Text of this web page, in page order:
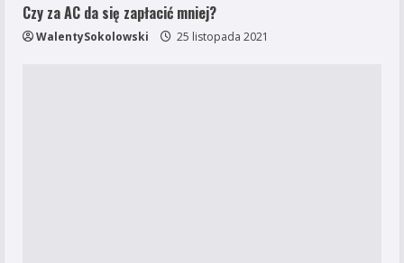
Czy za AC da się zapłacić mniej?
WalentySokolowski 25 listopada 2021